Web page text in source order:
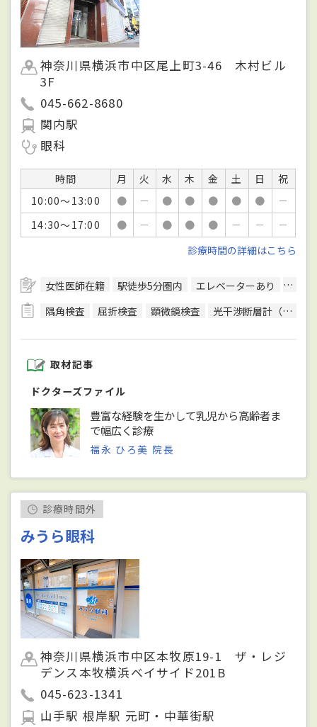
神奈川県横浜市中区尾上町3-46 木村ビル
3F
045-662-8680
関内駅
眼科
時間 月 火 水 木 金 土 日
祝
10:00～13:00
● － ● ● ● ● ●
－
14:30～17:00
● － ● ● ● － －
－
診療時間の詳細はこちら
女性医師在籍 駅徒歩5分圏内 エレベーターあり
日本
隅角検査
屈折検査 顕微鏡検査 光干渉断層計（OCT）検査
取材記事
ドクターズファイル
豊富な経験を生かして乳児から高齢者ま
で幅広く診療
福永 ひろ美 院長
診療時間外
みうら眼科
神奈川県横浜市中区本牧原19-1 ザ・レジ
デンス本牧横浜ベイサイド201B
045-623-1341
山手駅 根岸駅 元町・中華街駅